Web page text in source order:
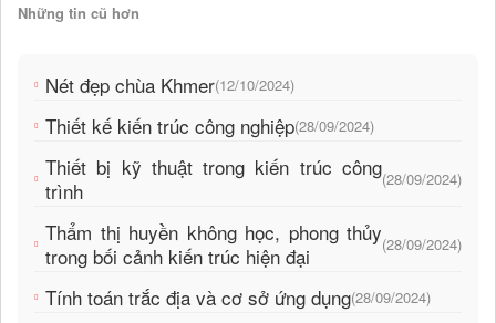
Những tin cũ hơn
Nét đẹp chùa Khmer(12/10/2024)
Thiết kế kiến trúc công nghiệp(28/09/2024)
Thiết bị kỹ thuật trong kiến trúc công
trình
(28/09/2024)
Thẩm thị huyền không học, phong thủy
trong bối cảnh kiến trúc hiện đại
(28/09/2024)
Tính toán trắc địa và cơ sở ứng dụng(28/09/2024)